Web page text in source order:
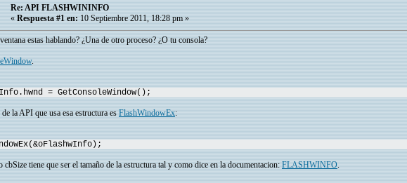
Re: API FLASHWININFO
« Respuesta #1 en: 10 Septiembre 2011, 18:28 pm »
estas hablando? ¿Una de otro proceso? ¿O tu consola?
.
= GetConsoleWindow();
la API que usa esa estructura es FlashWindowEx:
cbSize tiene que ser el tamaño de la estructura tal y como dice en la documentacion: FLASHWINFO.